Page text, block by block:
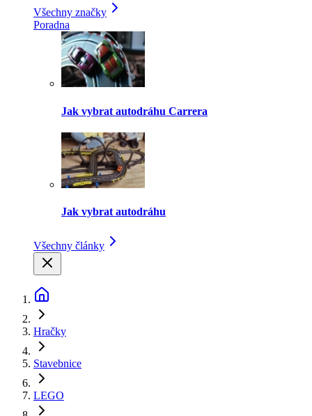
Všechny značky
Poradna
Jak vybrat autodráhu Carrera
Jak vybrat autodráhu
Všechny články
Hračky
Stavebnice
LEGO